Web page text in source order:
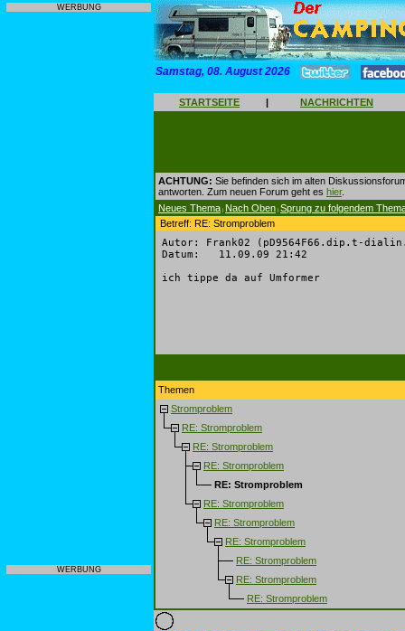
WERBUNG
WERBUNG
Samstag, 08. August 2026
STARTSEITE | NACHRICHTEN
ACHTUNG: Sie befinden sich im alten
antworten. Zum neuen Forum geht es hier.
Neues Thema | Nach Oben | Sprung zu folgendem
Betreff: RE: Stromproblem
Autor: Frank02 (pD9564F66.dip.t-
Datum: 11.09.09 21:42
ich tippe da auf Umformer
Themen
Stromproblem
RE: Stromproblem
RE: Stromproblem
RE: Stromproblem
RE: Stromproblem
RE: Stromproblem
RE: Stromproblem
RE: Stromproblem
RE: Stromproblem
RE: Stromproblem
RE: Stromproblem